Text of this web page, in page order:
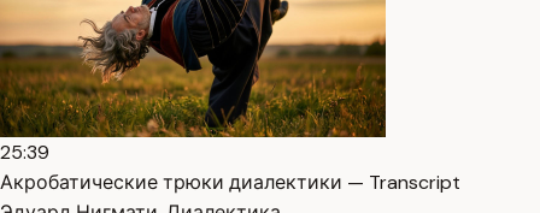
25:39
Акробатические трюки диалектики — Transcript